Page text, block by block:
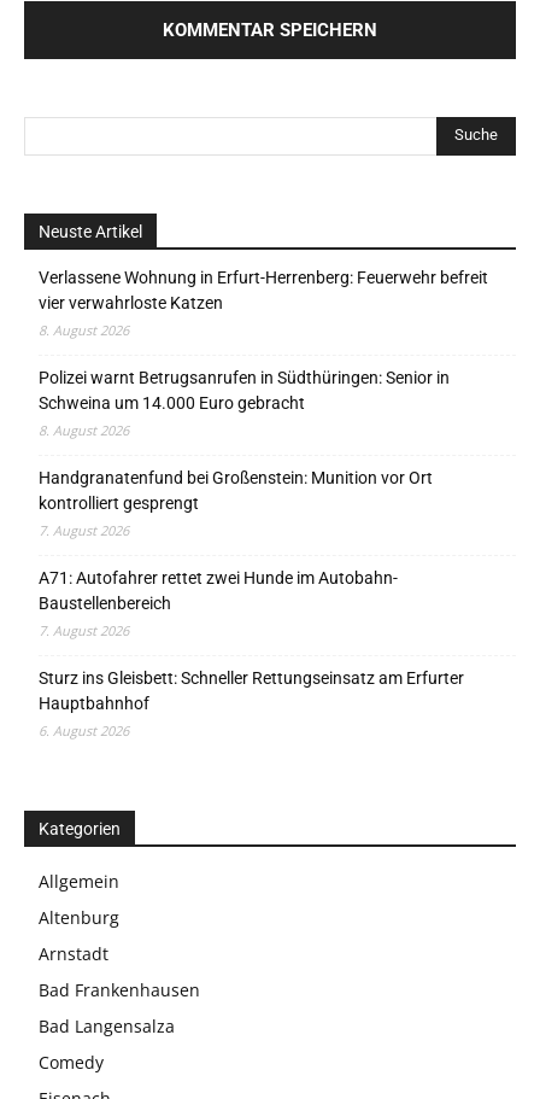
Neuste Artikel
Verlassene Wohnung in Erfurt-Herrenberg: Feuerwehr befreit
vier verwahrloste Katzen
8. August 2026
Polizei warnt Betrugsanrufen in Südthüringen: Senior in
Schweina um 14.000 Euro gebracht
8. August 2026
Handgranatenfund bei Großenstein: Munition vor Ort
kontrolliert gesprengt
7. August 2026
A71: Autofahrer rettet zwei Hunde im Autobahn-
Baustellenbereich
7. August 2026
Sturz ins Gleisbett: Schneller Rettungseinsatz am Erfurter
Hauptbahnhof
6. August 2026
Kategorien
Allgemein
Altenburg
Arnstadt
Bad Frankenhausen
Bad Langensalza
Comedy